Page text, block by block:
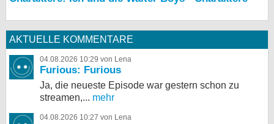
AKTUELLE KOMMENTARE
04.08.2026 10:29 von Lena
Furious: Furious
Ja, die neueste Episode war gestern schon zu
streamen,... mehr
04.08.2026 10:27 von Lena